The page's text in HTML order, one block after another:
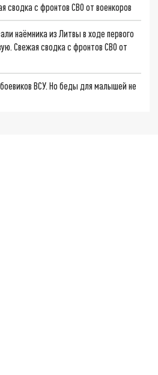
сводка с фронтов СВО от военкоров
наёмника из Литвы в ходе первого
Свежая сводка с фронтов СВО от
ВСУ. Но беды для малышей не